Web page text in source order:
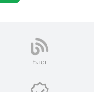
Блог